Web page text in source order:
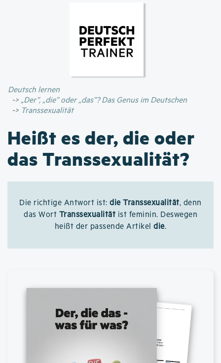
Inhalt
Deutsch lernen
„Der”, „die” oder „das”? Das Genus im Deutschen
Transsexualität
Heißt es der, die oder
das Transsexualität?
Die richtige Antwort ist:die Transsexualität, denn
das Wort Transsexualität ist feminin. Deswegen
heißt der passende Artikeldie.